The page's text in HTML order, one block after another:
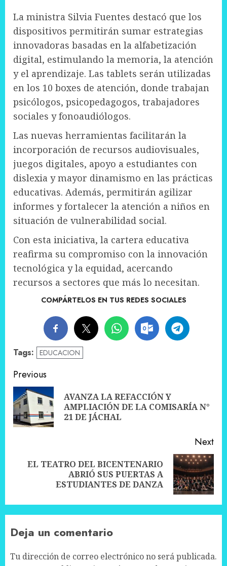
La ministra Silvia Fuentes destacó que los
dispositivos permitirán sumar estrategias
innovadoras basadas en la alfabetización
digital, estimulando la memoria, la atención
y el aprendizaje. Las tablets serán utilizadas
en los 10 boxes de atención, donde trabajan
psicólogos, psicopedagogos, trabajadores
sociales y fonoaudiólogos.
Las nuevas herramientas facilitarán la
incorporación de recursos audiovisuales,
juegos digitales, apoyo a estudiantes con
dislexia y mayor dinamismo en las prácticas
educativas. Además, permitirán agilizar
informes y fortalecer la atención a niños en
situación de vulnerabilidad social.
Con esta iniciativa, la cartera educativa
reafirma su compromiso con la innovación
tecnológica y la equidad, acercando
recursos a sectores que más lo necesitan.
COMPÁRTELOS EN TUS REDES SOCIALES
Tags: EDUCACION
Post
navigation
Previous
AVANZA LA REFACCIÓN Y
AMPLIACIÓN DE LA COMISARÍA N°
21 DE JÁCHAL
Next
Next
EL TEATRO DEL BICENTENARIO
ABRIÓ SUS PUERTAS A
ESTUDIANTES DE DANZA
Deja un comentario
Tu dirección de correo electrónico no será publicada.